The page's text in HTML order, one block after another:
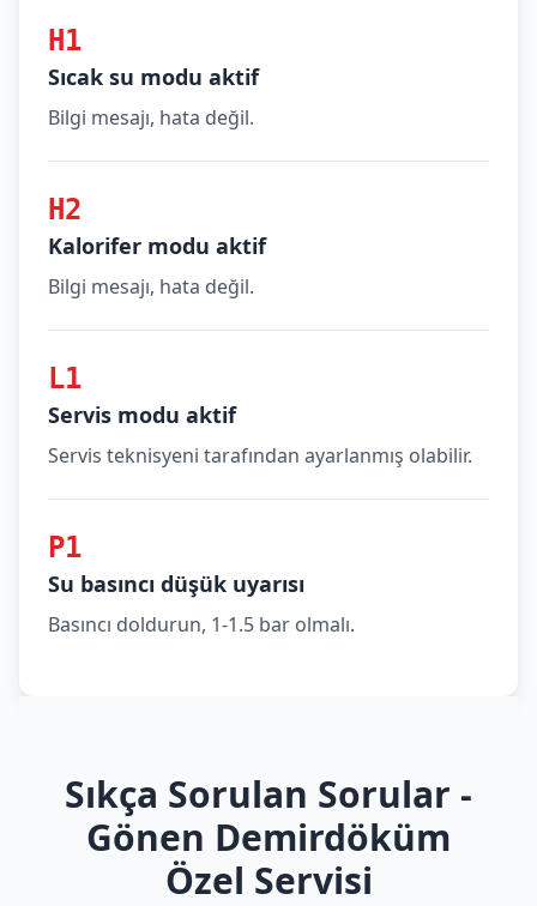
H1
Sıcak su modu aktif
Bilgi mesajı, hata değil.
H2
Kalorifer modu aktif
Bilgi mesajı, hata değil.
L1
Servis modu aktif
Servis teknisyeni tarafından ayarlanmış olabilir.
P1
Su basıncı düşük uyarısı
Basıncı doldurun, 1-1.5 bar olmalı.
Sıkça Sorulan Sorular -
Gönen Demirdöküm
Özel Servisi